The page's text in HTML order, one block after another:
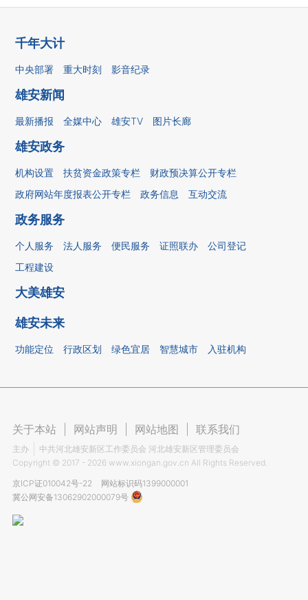
千年大计
中央部署 重大时刻 影音纪录
雄安新闻
最新播报 全媒中心 雄安TV 图片长廊
雄安政务
机构设置 扶贫资金政策专栏
财政预决算公开专栏
政府网站年度报表公开专栏
政务信息 互动交流
政务服务
个人服务 法人服务 便民服务 证照联办
公司登记
工程建设
大美雄安
雄安未来
功能定位 行政区划 绿色宜居 智慧城市 入驻机构
关于本站 网站声明 网站地图 联系我们
主办
中共河北雄安新区工作委员会 河北雄安新区管理委员会
Copyright © 2017 - 2026 www.xiongan.gov.cn All Rights Reserved.
京ICP证010042号-22
网站标识码1399000001
冀公网安备13062902000079号